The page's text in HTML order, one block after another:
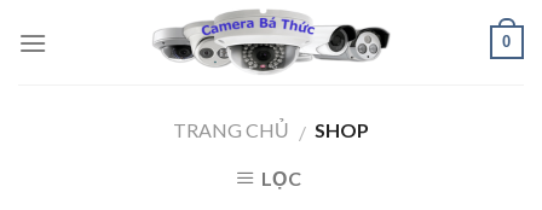
0
TRANG CHỦ / SHOP
LỌC